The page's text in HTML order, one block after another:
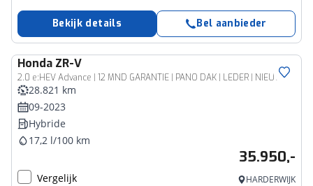
Bekijk details Bel aanbieder
Honda ZR-V
2.0 e:HEV Advance | 12 MND GARANTIE | PANO DAK | LEDER | NIEUW STAAT |
28.821 km
09-2023
Hybride
17,2 l/100 km
35.950,-
Vergelijk HARDERWIJK